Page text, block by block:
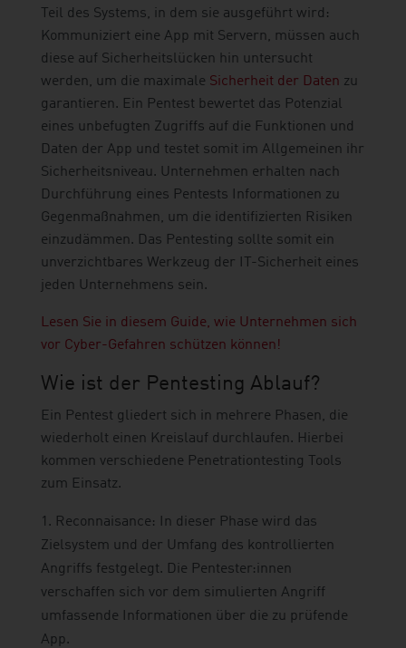
Teil des Systems, in dem sie ausgeführt wird:
Kommuniziert eine App mit Servern, müssen auch
diese auf Sicherheitslücken hin untersucht
werden, um die maximale Sicherheit der Daten zu
garantieren. Ein Pentest bewertet das Potenzial
eines unbefugten Zugriffs auf die Funktionen und
Daten der App und testet somit im Allgemeinen ihr
Sicherheitsniveau. Unternehmen erhalten nach
Durchführung eines Pentests Informationen zu
Gegenmaßnahmen, um die identifizierten Risiken
einzudämmen. Das Pentesting sollte somit ein
unverzichtbares Werkzeug der IT-Sicherheit eines
jeden Unternehmens sein.
Lesen Sie in diesem Guide, wie Unternehmen sich
vor Cyber-Gefahren schützen können!
Wie ist der Pentesting Ablauf?
Ein Pentest gliedert sich in mehrere Phasen, die
wiederholt einen Kreislauf durchlaufen. Hierbei
kommen verschiedene Penetrationtesting Tools
zum Einsatz.
Reconnaisance: In dieser Phase wird das
Zielsystem und der Umfang des kontrollierten
Angriffs festgelegt. Die Pentester:innen
verschaffen sich vor dem simulierten Angriff
umfassende Informationen über die zu prüfende
App.